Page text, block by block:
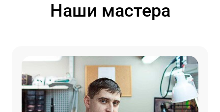
Наши мастера